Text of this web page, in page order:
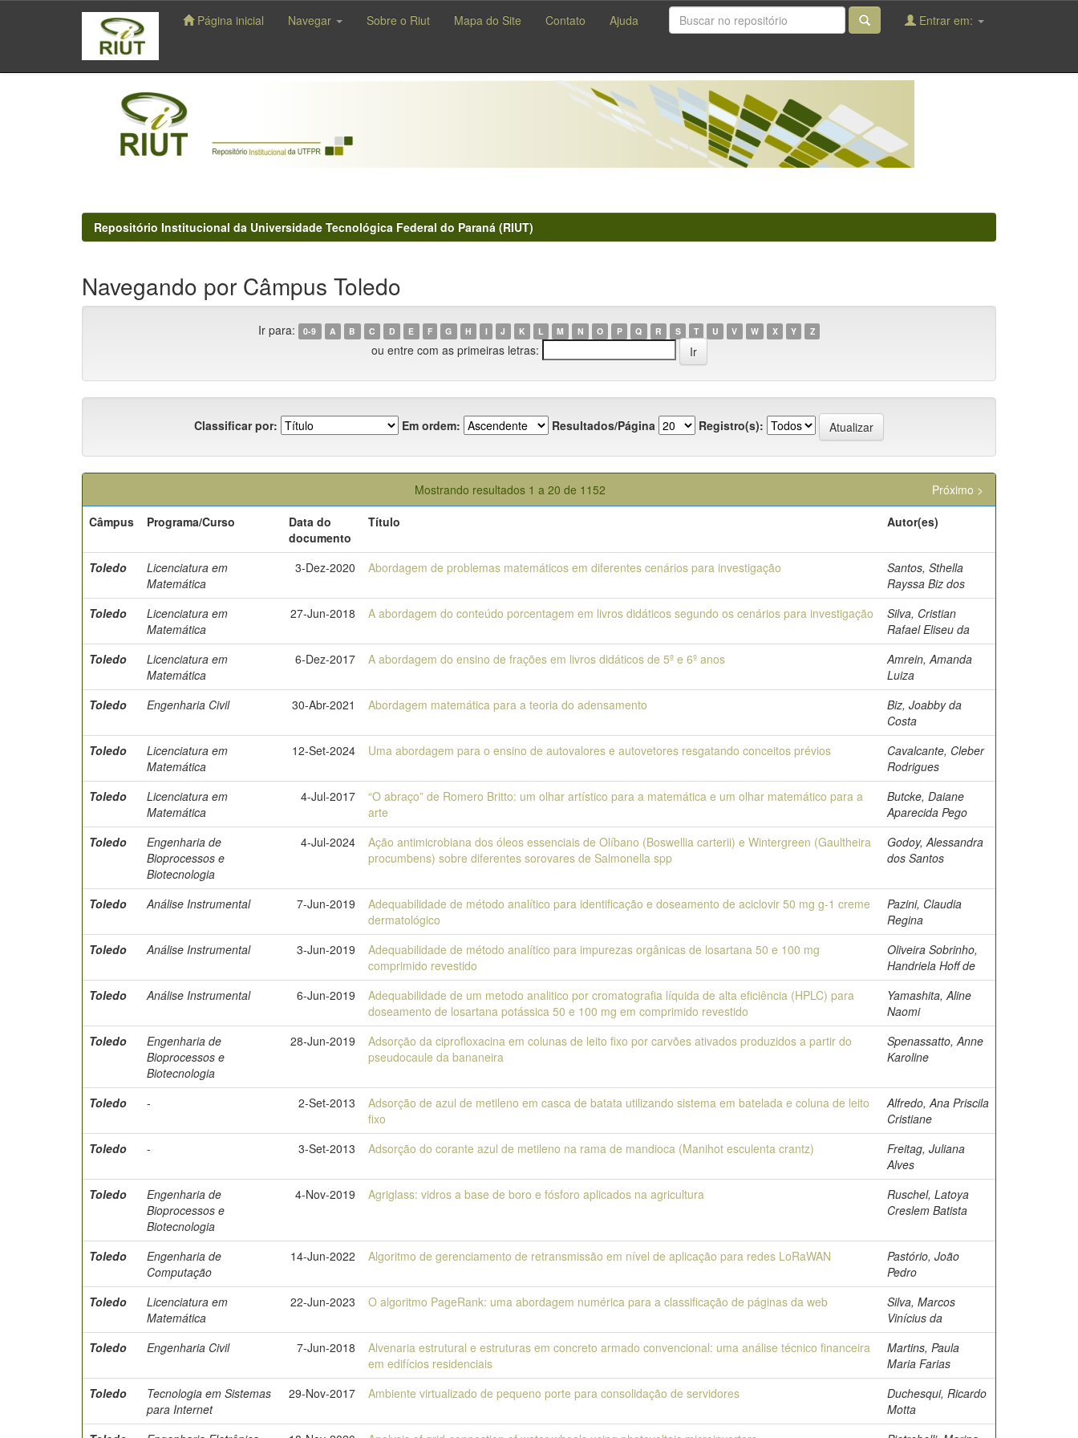
navigation
Página inicial Navegar Sobre o Riut Mapa do Site Contato Ajuda Entrar em:
Repositório Institucional da Universidade Tecnológica Federal do Paraná (RIUT)
Navegando por Câmpus Toledo
Ir para: 0-9 A B C D E F G H I J K L M N O P Q R S T U V W X Y Z
ou entre com as primeiras letras:
Classificar por: Em ordem: Resultados/Página Registro(s):
Mostrando resultados 1 a 20 de 1152
Próximo >
Câmpus
Programa/Curso
Data do
documento
Título Autor(es)
Toledo
Licenciatura em
Matemática
3-Dez-2020 Abordagem de problemas matemáticos em diferentes cenários para investigação
Santos, Sthella
Rayssa Biz dos
Toledo
Licenciatura em
Matemática
27-Jun-2018 A abordagem do conteúdo porcentagem em livros didáticos segundo os cenários para investigação
Silva, Cristian
Rafael Eliseu da
Toledo
Licenciatura em
Matemática
6-Dez-2017 A abordagem do ensino de frações em livros didáticos de 5º e 6º anos
Amrein, Amanda
Luiza
Toledo
Engenharia Civil 30-Abr-2021 Abordagem matemática para a teoria do adensamento
Biz, Joabby da
Costa
Toledo
Licenciatura em
Matemática
12-Set-2024 Uma abordagem para o ensino de autovalores e autovetores resgatando conceitos prévios
Cavalcante, Cleber
Rodrigues
Toledo
Licenciatura em
Matemática
4-Jul-2017
“O abraço” de Romero Britto: um olhar artístico para a matemática e um olhar matemático para a
arte
Butcke, Daiane
Aparecida Pego
Toledo
Engenharia de
Bioprocessos e
Biotecnologia
4-Jul-2024
Ação antimicrobiana dos óleos essenciais de Olíbano (Boswellia carterii) e Wintergreen (Gaultheira
procumbens) sobre diferentes sorovares de Salmonella spp
Godoy, Alessandra
dos Santos
Toledo Análise Instrumental 7-Jun-2019
Adequabilidade de método analítico para identificação e doseamento de aciclovir 50 mg g-1 creme
dermatológico
Pazini, Claudia
Regina
Toledo
Análise Instrumental 3-Jun-2019
Adequabilidade de método analítico para impurezas orgânicas de losartana 50 e 100 mg
comprimido revestido
Oliveira Sobrinho,
Handriela Hoff de
Toledo
Análise Instrumental 6-Jun-2019
Adequabilidade de um metodo analitico por cromatografia líquida de alta eficiência (HPLC) para
doseamento de losartana potássica 50 e 100 mg em comprimido revestido
Yamashita, Aline
Naomi
Toledo
Engenharia de
Bioprocessos e
Biotecnologia
28-Jun-2019
Adsorção da ciprofloxacina em colunas de leito fixo por carvões ativados produzidos a partir do
pseudocaule da bananeira
Spenassatto, Anne
Karoline
Toledo - 2-Set-2013
Adsorção de azul de metileno em casca de batata utilizando sistema em batelada e coluna de leito
fixo
Alfredo, Ana Priscila
Cristiane
Toledo
- 3-Set-2013 Adsorção do corante azul de metileno na rama de mandioca (Manihot esculenta crantz)
Freitag, Juliana
Alves
Toledo
Engenharia de
Bioprocessos e
Biotecnologia
4-Nov-2019 Agriglass: vidros a base de boro e fósforo aplicados na agricultura
Ruschel, Latoya
Creslem Batista
Toledo
Engenharia de
Computação
14-Jun-2022 Algoritmo de gerenciamento de retransmissão em nível de aplicação para redes LoRaWAN
Pastório, João
Pedro
Toledo
Licenciatura em
Matemática
22-Jun-2023 O algoritmo PageRank: uma abordagem numérica para a classificação de páginas da web
Silva, Marcos
Vinícius da
Toledo
Engenharia Civil 7-Jun-2018
Alvenaria estrutural e estruturas em concreto armado convencional: uma análise técnico financeira
em edifícios residenciais
Martins, Paula
Maria Farias
Toledo
Tecnologia em Sistemas
para Internet
29-Nov-2017 Ambiente virtualizado de pequeno porte para consolidação de servidores
Duchesqui, Ricardo
Motta